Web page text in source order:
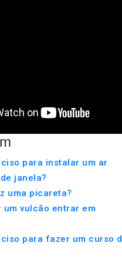
para instalar um ar
janela?
uma picareta?
um vulcão entrar em
para fazer um curso